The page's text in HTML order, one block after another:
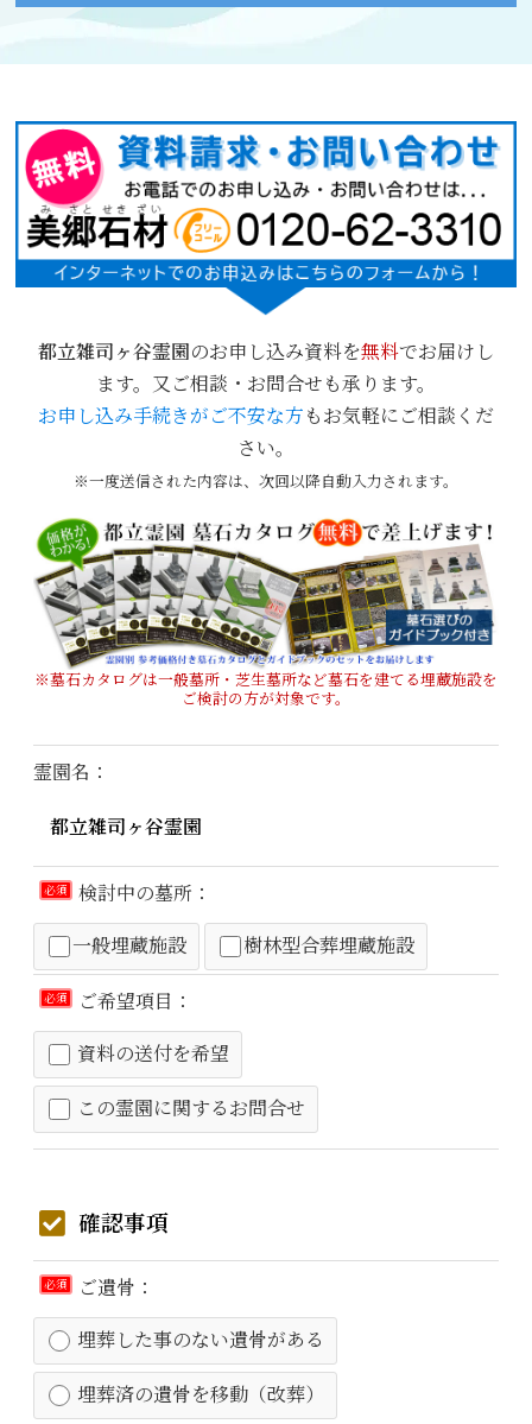
都立雑司ヶ谷霊園のお申し込み資料を無料でお届けし
ます。又ご相談・お問合せも承ります。
お申し込み手続きがご不安な方もお気軽にご相談くだ
さい。
※一度送信された内容は、次回以降自動入力されます。
※墓石カタログは一般墓所・芝生墓所など墓石を建てる埋蔵施設を
ご検討の方が対象です。
霊園名：
必須
検討中の墓所：
一般埋蔵施設
樹林型合葬埋蔵施設
必須
ご希望項目：
資料の送付を希望
この霊園に関するお問合せ
確認事項
必須
ご遺骨：
埋葬した事のない遺骨がある
埋葬済の遺骨を移動（改葬）